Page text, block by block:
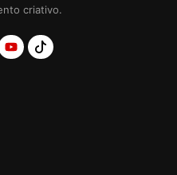
criativo.